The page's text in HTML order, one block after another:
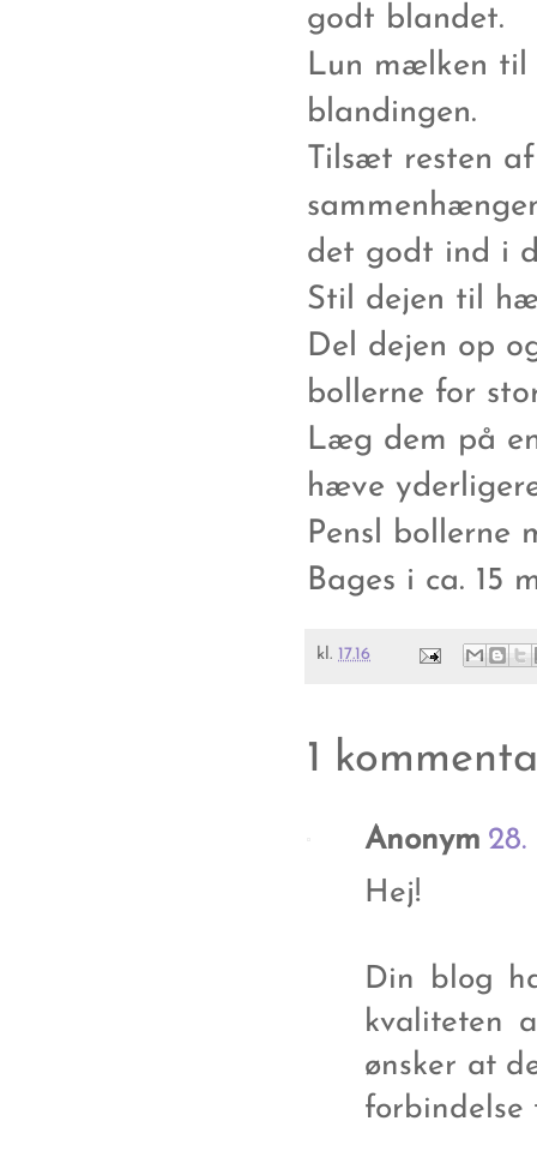
godt blandet.
Lun mælken til
blandingen.
Tilsæt resten
det godt ind i
Stil dejen til
Del dejen op
bollerne for
Læg dem på
hæve
Pensl bollerne
Bages i ca. 15
kl. 17.16
1
Anonym 28.
Hej!
Din blog
kvaliteten
ønsker at
forbindelse